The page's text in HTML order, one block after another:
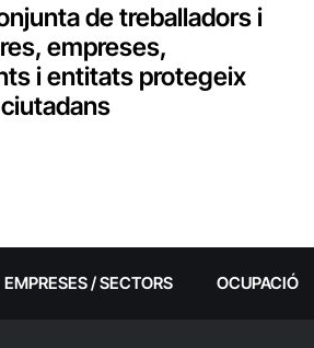
de treballadors i
empreses,
i entitats protegeix
EMPRESES / SECTORS OCUPACIÓ